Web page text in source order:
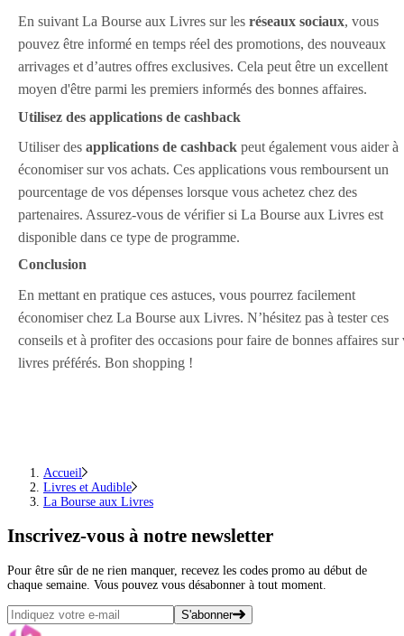
En suivant La Bourse aux Livres sur les réseaux sociaux, vous
pouvez être informé en temps réel des promotions, des nouveaux
arrivages et d’autres offres exclusives. Cela peut être un excellent
moyen d'être parmi les premiers informés des bonnes affaires.
Utilisez des applications de cashback
Utiliser des applications de cashback peut également vous aider à
économiser sur vos achats. Ces applications vous remboursent un
pourcentage de vos dépenses lorsque vous achetez chez des
partenaires. Assurez-vous de vérifier si La Bourse aux Livres est
disponible dans ce type de programme.
Conclusion
En mettant en pratique ces astuces, vous pourrez facilement
économiser chez La Bourse aux Livres. N’hésitez pas à tester ces
conseils et à profiter des occasions pour faire de bonnes affaires sur
livres préférés. Bon shopping !
Accueil
Livres et Audible
La Bourse aux Livres
Inscrivez-vous à notre newsletter
Pour être sûr de ne rien manquer, recevez les codes promo au début de
chaque semaine. Vous pouvez vous désabonner à tout moment.
S'abonner